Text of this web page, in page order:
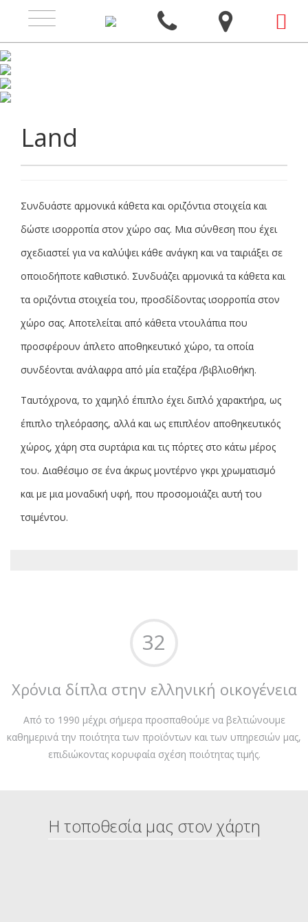
Toggle
navigation
Land
Συνδυάστε αρμονικά κάθετα και οριζόντια στοιχεία και
δώστε ισορροπία στον χώρο σας. Μια σύνθεση που έχει
σχεδιαστεί για να καλύψει κάθε ανάγκη και να ταιριάξει σε
οποιοδήποτε καθιστικό. Συνδυάζει αρμονικά τα κάθετα και
τα οριζόντια στοιχεία του, προσδίδοντας ισορροπία στον
χώρο σας. Αποτελείται από κάθετα ντουλάπια που
προσφέρουν άπλετο αποθηκευτικό χώρο, τα οποία
συνδέονται ανάλαφρα από μία εταζέρα /βιβλιοθήκη.
Ταυτόχρονα, το χαμηλό έπιπλο έχει διπλό χαρακτήρα, ως
έπιπλο τηλεόρασης, αλλά και ως επιπλέον αποθηκευτικός
χώρος, χάρη στα συρτάρια και τις πόρτες στο κάτω μέρος
του. Διαθέσιμο σε ένα άκρως μοντέρνο γκρι χρωματισμό
και με μια μοναδική υφή, που προσομοιάζει αυτή του
τσιμέντου.
32
Χρόνια δίπλα στην ελληνική οικογένεια
Από το 1990 μέχρι σήμερα προσπαθούμε να βελτιώνουμε
καθημερινά την ποιότητα των προϊόντων και των υπηρεσιών μας,
επιδιώκοντας κορυφαία σχέση ποιότητας τιμής.
Η τοποθεσία μας στον χάρτη